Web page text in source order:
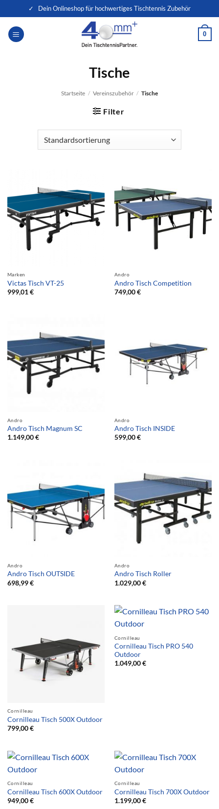
Inhalt
springen
✓ Dein Onlineshop für hochwertiges Tischtennis Zubehör
0
Tische
Startseite / Vereinszubehör / Tische
Filter
Marken
Victas Tisch VT-25
999,01€
Andro
Andro Tisch Competition
749,00€
Andro
Andro Tisch Magnum SC
1.149,00€
Andro
Andro Tisch INSIDE
599,00€
Andro
Andro Tisch OUTSIDE
698,99€
Andro
Andro Tisch Roller
1.029,00€
Cornilleau
Cornilleau Tisch 500X Outdoor
799,00€
Cornilleau
Cornilleau Tisch PRO 540
Outdoor
1.049,00€
Cornilleau
Cornilleau Tisch 600X Outdoor
949,00€
Cornilleau
Cornilleau Tisch 700X Outdoor
1.199,00€